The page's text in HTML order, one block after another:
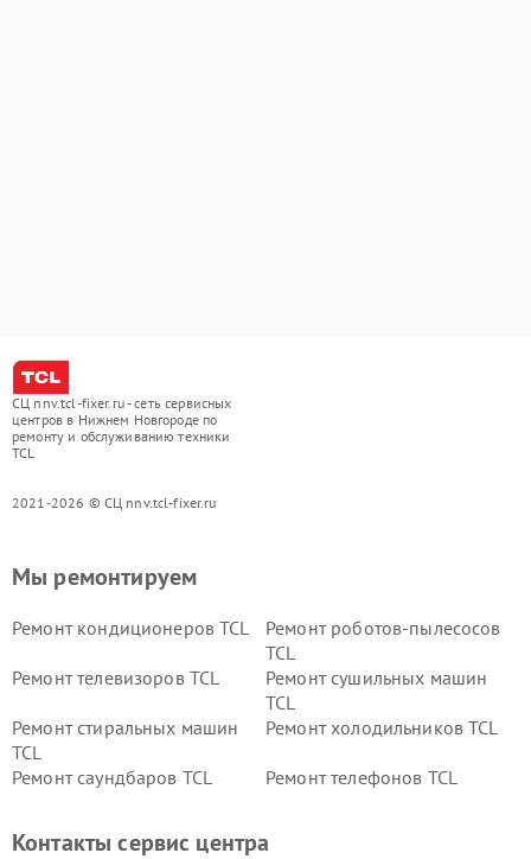
СЦ nnv.tcl-fixer.ru - сеть сервисных
центров в Нижнем Новгороде по
ремонту и обслуживанию техники
TCL
2021-2026 © СЦ nnv.tcl-fixer.ru
Мы ремонтируем
Ремонт кондиционеров TCL
Ремонт роботов-пылесосов
TCL
Ремонт телевизоров TCL
Ремонт сушильных машин
TCL
Ремонт стиральных машин
TCL
Ремонт холодильников TCL
Ремонт саундбаров TCL Ремонт телефонов TCL
Контакты сервис центра